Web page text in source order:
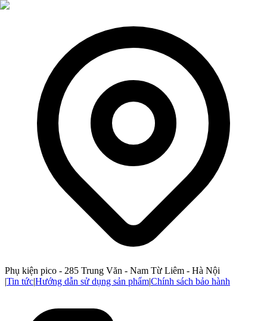
Phụ kiện pico - 285 Trung Văn - Nam Từ Liêm - Hà Nội
|Tin tức|Hướng dẫn sử dụng sản phẩm|Chính sách bảo hành